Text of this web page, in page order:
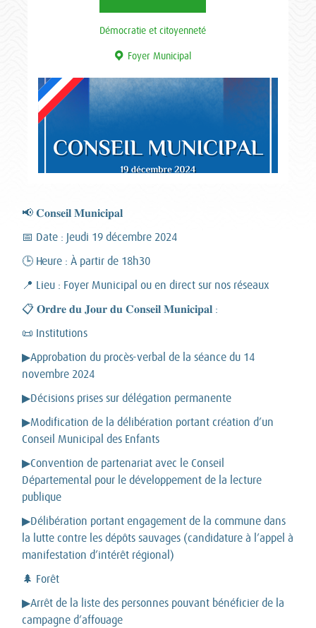
Démocratie et citoyenneté
Foyer Municipal
📢 𝐂𝐨𝐧𝐬𝐞𝐢𝐥 𝐌𝐮𝐧𝐢𝐜𝐢𝐩𝐚𝐥
📅 Date : Jeudi 19 décembre 2024
🕒 Heure : À partir de 18h30
📍 Lieu : Foyer Municipal ou en direct sur nos réseaux
📋 𝐎𝐫𝐝𝐫𝐞 𝐝𝐮 𝐉𝐨𝐮𝐫 𝐝𝐮 𝐂𝐨𝐧𝐬𝐞𝐢𝐥 𝐌𝐮𝐧𝐢𝐜𝐢𝐩𝐚𝐥 :
📜 Institutions
▶Approbation du procès-verbal de la séance du 14
novembre 2024
▶Décisions prises sur délégation permanente
▶Modification de la délibération portant création d’un
Conseil Municipal des Enfants
▶Convention de partenariat avec le Conseil
Départemental pour le développement de la lecture
publique
▶Délibération portant engagement de la commune dans
la lutte contre les dépôts sauvages (candidature à l’appel à
manifestation d’intérêt régional)
🌲 Forêt
▶Arrêt de la liste des personnes pouvant bénéficier de la
campagne d’affouage